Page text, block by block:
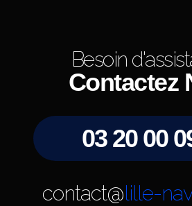
Besoin
Contactez
03 20 00
contact@lille-